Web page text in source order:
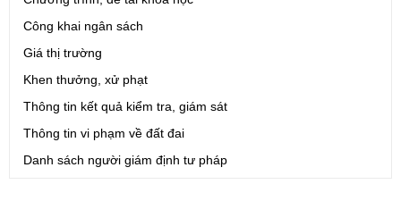
Công khai ngân sách
Giá thị trường
Khen thưởng, xử phạt
Thông tin kết quả kiểm tra, giám sát
Thông tin vi phạm về đất đai
Danh sách người giám định tư pháp